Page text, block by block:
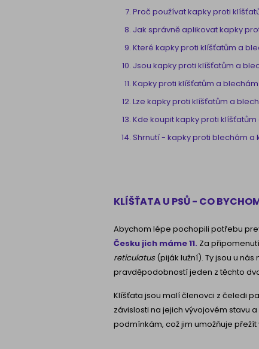
Proč používat kapky proti
Jak správně aplikovat kapky
Které kapky proti klíšťatům a
Jsou kapky proti klíšťatům a
Kapky proti klíšťatům a
Lze kapky proti klíšťatům a
Kde koupit kapky proti
Shrnutí - kapky proti blechám a
KLÍŠŤATA U PSŮ - CO
Abychom lépe pochopili potřebu
Česku jich máme 11. Za
reticulatus(piják lužní). Ty jsou u
pravděpodobností jeden z těchto
Klíšťata jsou malí členovci z čeledi
závislosti na jejich vývojovém stavu
podmínkám, což jim umožňuje přežít